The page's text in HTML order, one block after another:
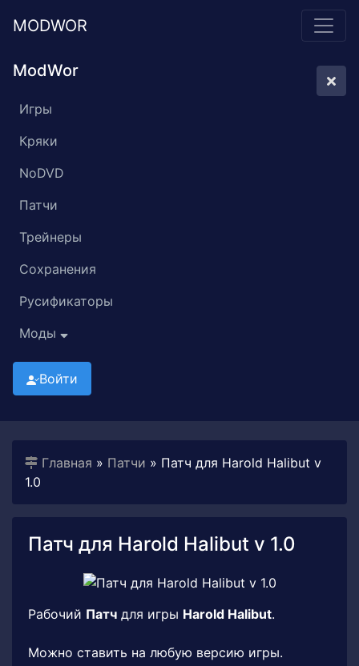
MODWOR
ModWor
Игры
Кряки
NoDVD
Патчи
Трейнеры
Сохранения
Русификаторы
Моды
Войти
Главная » Патчи » Патч для Harold Halibut v
1.0
Патч для Harold Halibut v 1.0
Рабочий Патч для игры Harold Halibut.
Можно ставить на любую версию игры.